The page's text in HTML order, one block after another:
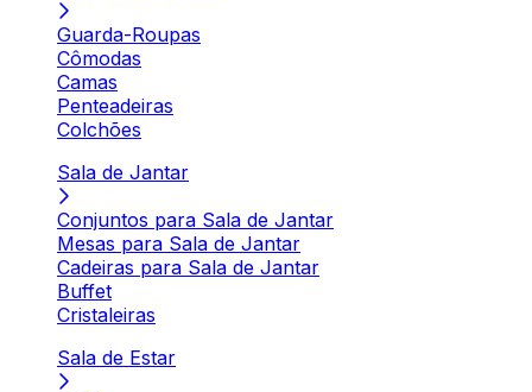
Guarda-Roupas
Cômodas
Camas
Penteadeiras
Colchões
Sala de Jantar
Conjuntos para Sala de Jantar
Mesas para Sala de Jantar
Cadeiras para Sala de Jantar
Buffet
Cristaleiras
Sala de Estar